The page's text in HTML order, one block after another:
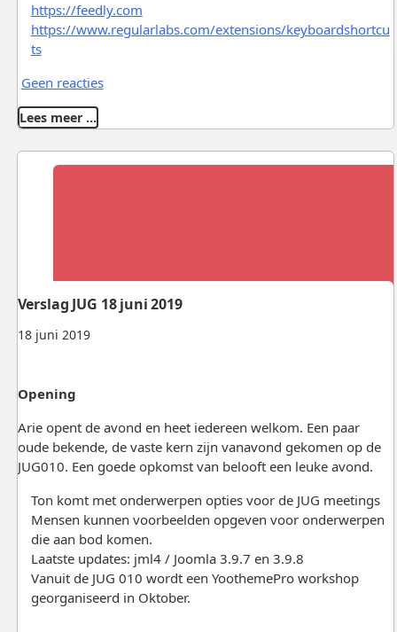
https://feedly.com
https://www.regularlabs.com/extensions/keyboardshortcu
ts
Geen reacties
Lees meer …
18 juni 2019
Verslag JUG 18 juni 2019
Opening
Arie opent de avond en heet iedereen welkom. Een paar
oude bekende, de vaste kern zijn vanavond gekomen op de
JUG010. Een goede opkomst van belooft een leuke avond.
Ton komt met onderwerpen opties voor de JUG meetings
Mensen kunnen voorbeelden opgeven voor onderwerpen
die aan bod komen.
Laatste updates: jml4 / Joomla 3.9.7 en 3.9.8
Vanuit de JUG 010 wordt een YoothemePro workshop
georganiseerd in Oktober.